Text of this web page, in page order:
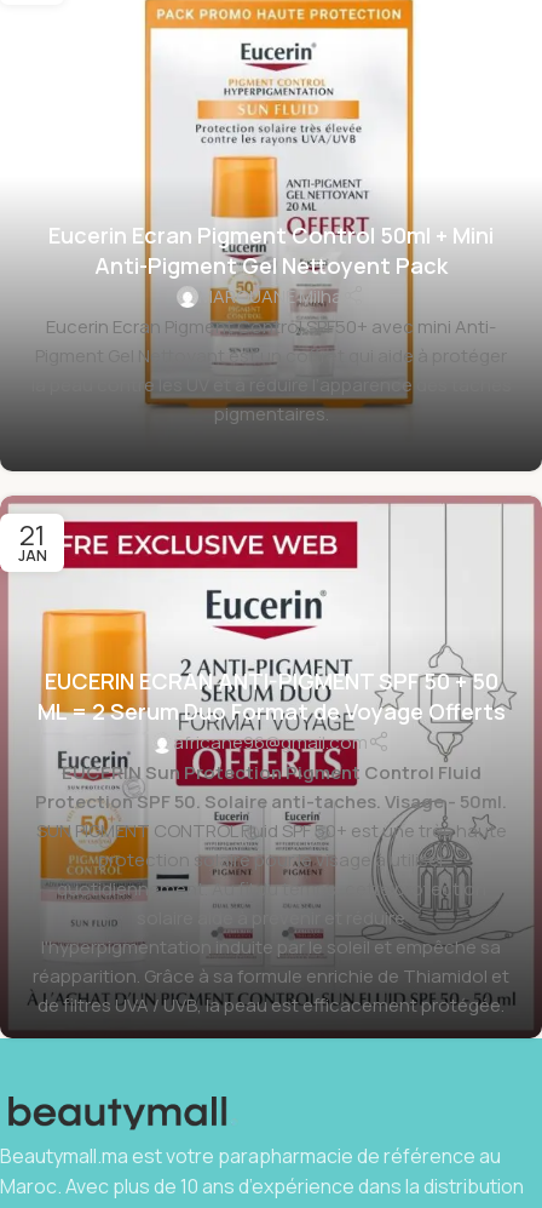
Eucerin Ecran Pigment Control 50ml + Mini
Anti-Pigment Gel Nettoyent Pack
MAROUANE Milha
Eucerin Ecran Pigment Control SPF50+ avec mini Anti-
Pigment Gel Nettoyant est un coffret qui aide à protéger
la peau contre les UV et à réduire l’apparence des taches
pigmentaires.
21
JAN
EUCERIN ECRAN ANTI-PIGMENT SPF 50 + 50
ML = 2 Serum Duo Format de Voyage Offerts
africane96@gmail.com
EUCERIN Sun Protection Pigment Control Fluid
Protection SPF 50. Solaire anti-taches. Visage - 50ml.
SUN PIGMENT CONTROL Fluid SPF 50+ est une très haute
protection solaire pour le visage à utiliser
quotidiennement. Au fil du temps, cette protection
solaire aide à prévenir et réduire
l'hyperpigmentation induite par le soleil et empêche sa
réapparition. Grâce à sa formule enrichie de Thiamidol et
de filtres UVA / UVB, la peau est efficacement protégée.
Beautymall.ma est votre parapharmacie de référence au
Maroc. Avec plus de 10 ans d’expérience dans la distribution